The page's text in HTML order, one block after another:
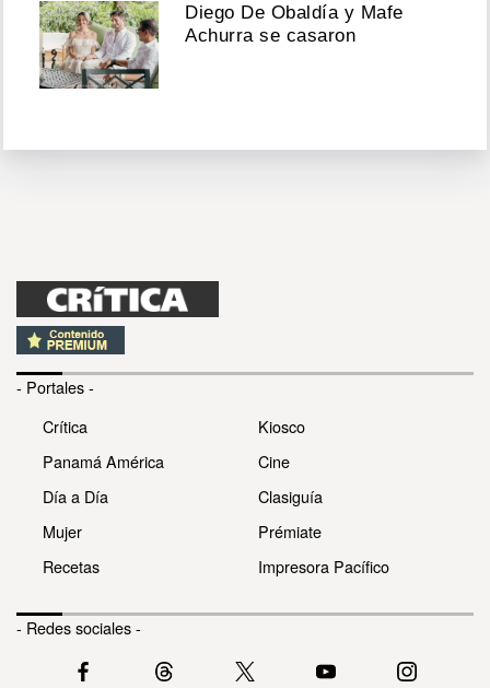
Diego De Obaldía y Mafe
Achurra se casaron
- Portales -
Crítica
Panamá América
Día a Día
Mujer
Recetas
Kiosco
Cine
Clasiguía
Prémiate
Impresora Pacífico
- Redes sociales -